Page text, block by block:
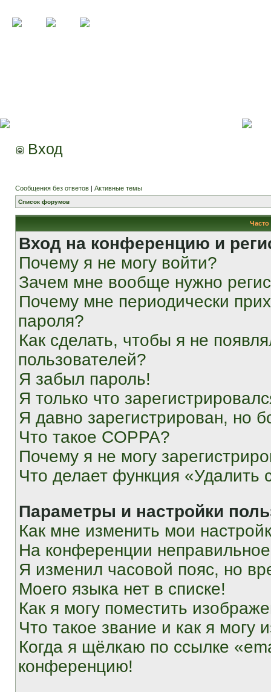
Вход
Сообщения без ответов | Активные темы
Список форумов
Вход на конференцию и
Почему я не могу войти?
Зачем мне вообще нужно
Почему мне периодически
пароля?
Как сделать, чтобы я не
пользователей?
Я забыл пароль!
Я только что
Я давно зарегистрирован, но
Что такое COPPA?
Почему я не могу
Что делает функция «Удалить
Параметры и настройки
Как мне изменить мои
На конференции
Я изменил часовой пояс, но
Моего языка нет в списке!
Как я могу поместить
Что такое звание и как я могу
Когда я щёлкаю по ссылке
конференцию!